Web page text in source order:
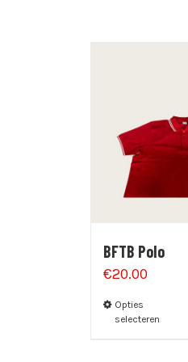
BFTB Polo
€20.00
Opties
selecteren